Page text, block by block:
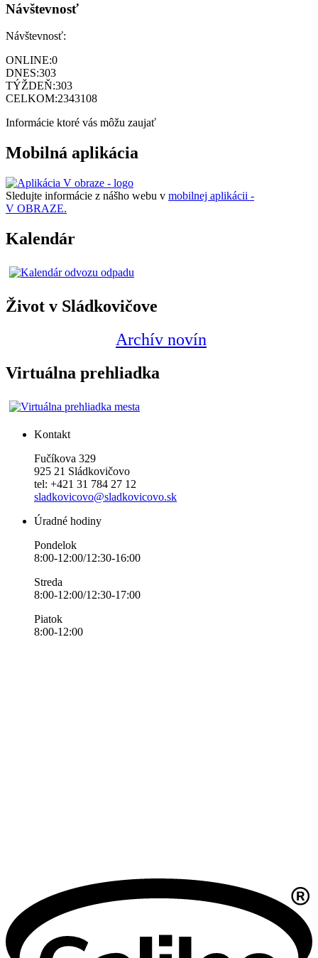
Návštevnosť
Návštevnosť:
ONLINE:0
DNES:303
TÝŽDEŇ:303
CELKOM:2343108
Informácie ktoré vás môžu zaujať
Mobilná aplikácia
Sledujte informácie z nášho webu v mobilnej aplikácii -
V OBRAZE.
Kalendár
Život v Sládkovičove
Archív novín
Virtuálna prehliadka
Kontakt
Fučíkova 329
925 21 Sládkovičovo
tel: +421 31 784 27 12
sladkovicovo@sladkovicovo.sk
Úradné hodiny
Pondelok
8:00-12:00/12:30-16:00
Streda
8:00-12:00/12:30-17:00
Piatok
8:00-12:00